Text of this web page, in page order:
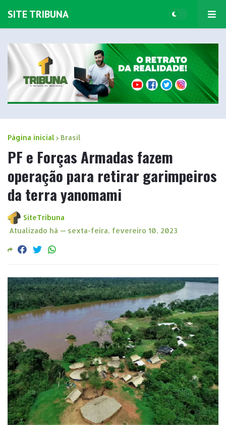
SITE TRIBUNA
Página inicial Brasil
PF e Forças Armadas fazem
operação para retirar garimpeiros
da terra yanomami
SiteTribuna
Atualizado há — sexta-feira, fevereiro 10, 2023